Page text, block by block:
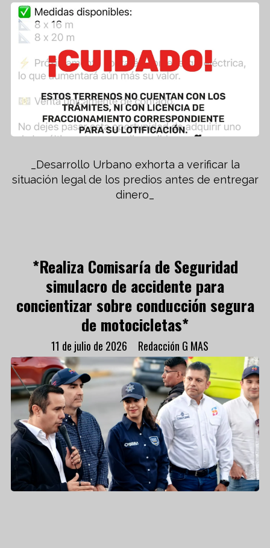
_Desarrollo Urbano exhorta a verificar la
situación legal de los predios antes de entregar
dinero_
*Realiza Comisaría de Seguridad
simulacro de accidente para
concientizar sobre conducción segura
de motocicletas*
Redacción G MAS
11 de julio de 2026